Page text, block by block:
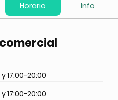
Horario Info
17:00-20:00
17:00-20:00